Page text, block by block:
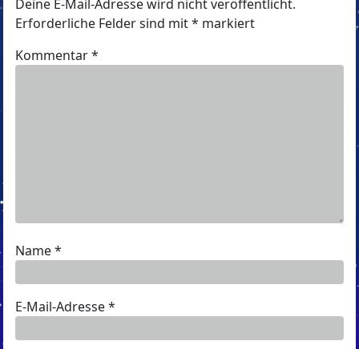
Deine E-Mail-Adresse wird nicht veröffentlicht.
Erforderliche Felder sind mit* markiert
Kommentar*
Name*
E-Mail-Adresse*